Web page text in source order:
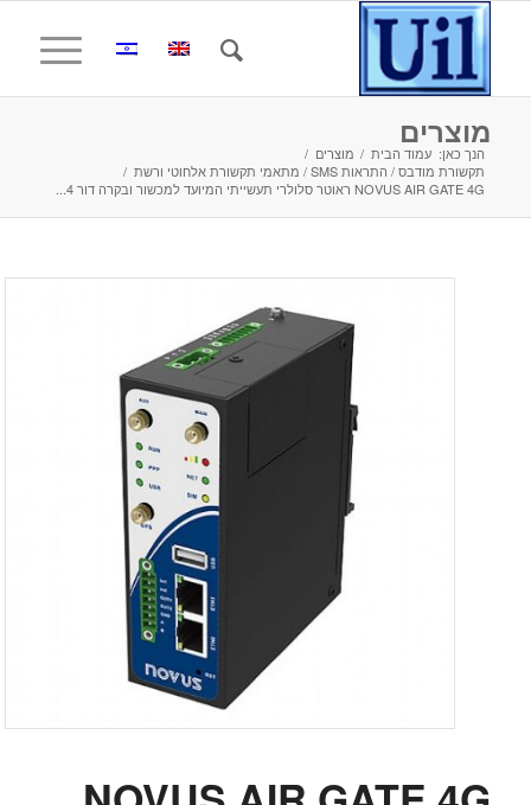
מוצרים
הנך כאן: עמוד הבית / מוצרים /
תקשורת מודבס / התראות SMS / מתאמי תקשורת אלחוטי ורשת
/
NOVUS AIR GATE 4G ראוטר סלולרי תעשייתי המיועד למכשור ובקרה דור 4...